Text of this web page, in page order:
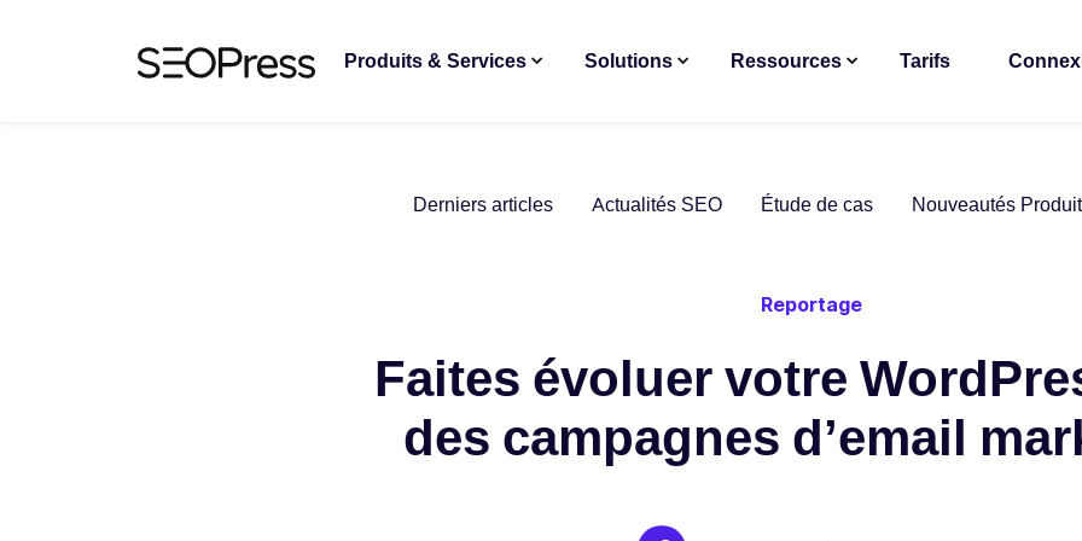
Produits & Services Solutions Ressources Tarifs
Derniers articles Actualités SEO Étude de cas Nouveautés Produit
Reportage
Faites évoluer votre
des campagnes d’email